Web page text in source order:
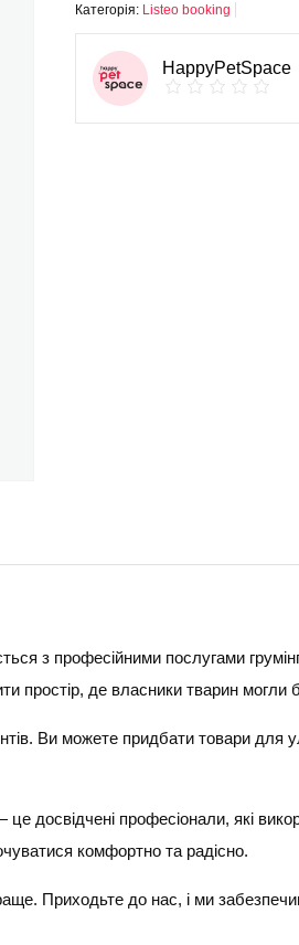
Категорія: Listeo booking
HappyPetSpace
з професійними послугами
простір, де власники тварин
Ви можете придбати товари для
професіонали, які
комфортно та радісно.
Приходьте до нас, і ми